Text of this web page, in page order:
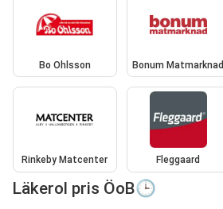
Bo Ohlsson Bonum Matmarknad
Rinkeby Matcenter Fleggaard
Läkerol pris ÖoB🕒